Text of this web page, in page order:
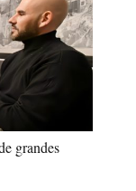
grandes